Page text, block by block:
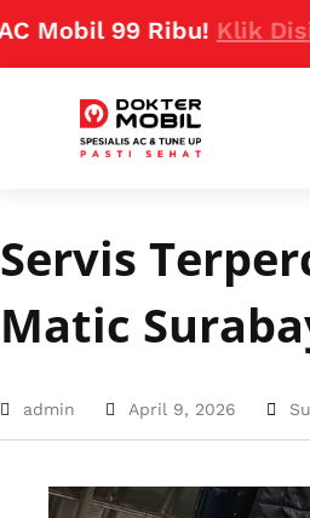
99 Ribu!Klik Disini
Servis
Matic
admin April 9, 2026